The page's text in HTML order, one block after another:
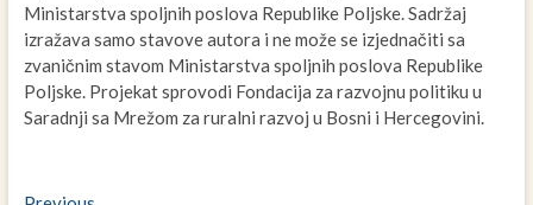
Ministarstva spoljnih poslova Republike Poljske. Sadržaj
izražava samo stavove autora i ne može se izjednačiti sa
zvaničnim stavom Ministarstva spoljnih poslova Republike
Poljske. Projekat sprovodi Fondacija za razvojnu politiku u
Saradnji sa Mrežom za ruralni razvoj u Bosni i Hercegovini.